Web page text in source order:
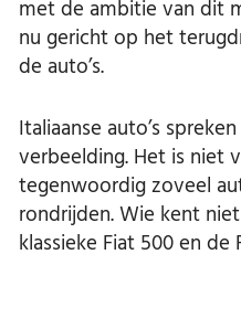
met de ambitie van dit
nu gericht op het
de auto’s.
Italiaanse auto’s
verbeelding. Het is niet
tegenwoordig zoveel
rondrijden. Wie kent
klassieke Fiat 500 en de